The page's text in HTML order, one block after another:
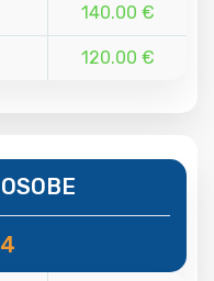
140.00 €
120.00 €
4